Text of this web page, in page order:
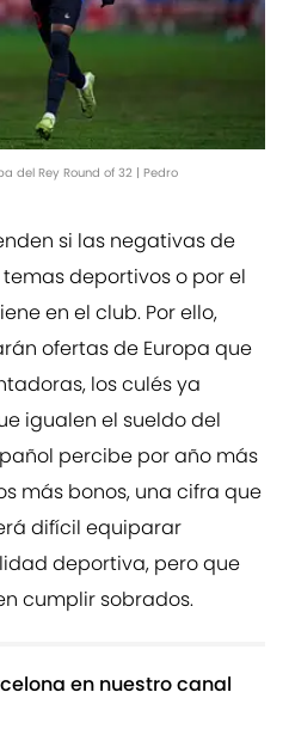
del Rey Round of 32 | Pedro
si las negativas de
deportivos o por el
en el club. Por ello,
ofertas de Europa que
los culés ya
igualen el sueldo del
percibe por año más
más bonos, una cifra que
difícil equiparar
deportiva, pero que
cumplir sobrados.
en nuestro canal